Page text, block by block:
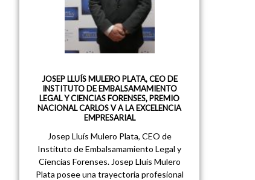
JOSEP LLUÍS MULERO PLATA, CEO DE
INSTITUTO DE EMBALSAMAMIENTO
LEGAL Y CIENCIAS FORENSES, PREMIO
NACIONAL CARLOS V A LA EXCELENCIA
EMPRESARIAL
Josep Lluís Mulero Plata, CEO de
Instituto de Embalsamamiento Legal y
Ciencias Forenses. Josep Lluís Mulero
Plata posee una trayectoria profesional